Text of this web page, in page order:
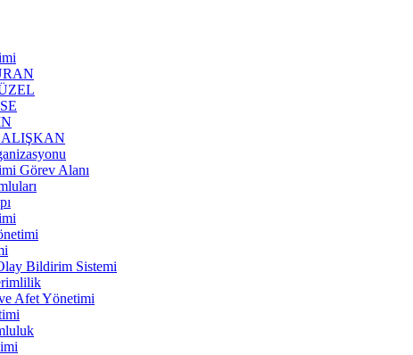
Görev Alanı
Bildirim Sistemi
Afet Yönetimi